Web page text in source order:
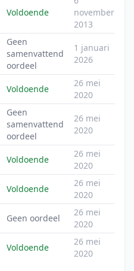
Voldoende
november
2013
Geen
samenvattend
oordeel
1 januari
2026
Voldoende
26 mei
2020
Geen
samenvattend
oordeel
26 mei
2020
Voldoende
26 mei
2020
Voldoende
26 mei
2020
Geen oordeel
26 mei
2020
Voldoende
26 mei
2020